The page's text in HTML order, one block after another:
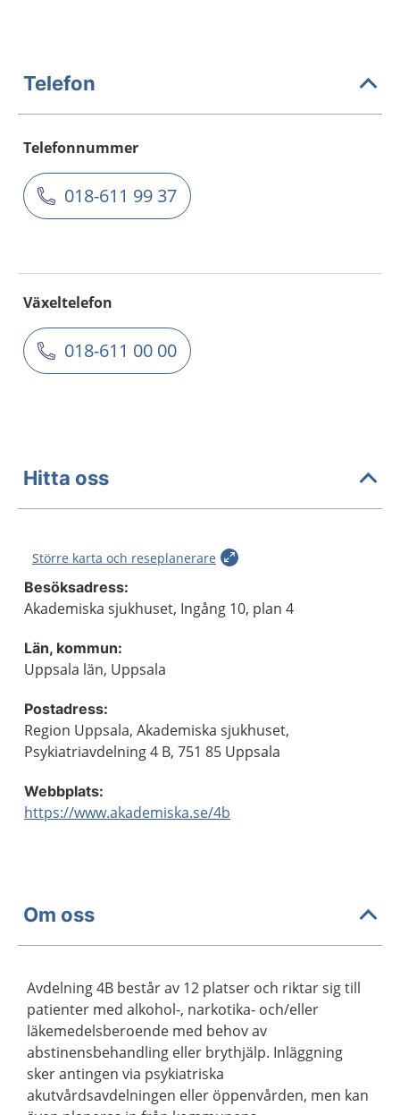
Telefon
Telefonnummer
018-611 99 37
Växeltelefon
018-611 00 00
Hitta oss
Större karta och reseplanerare
Besöksadress:
Akademiska sjukhuset, Ingång 10, plan 4
Län, kommun:
Uppsala län, Uppsala
Postadress:
Region Uppsala, Akademiska sjukhuset,
Psykiatriavdelning 4 B, 751 85 Uppsala
Webbplats:
https://www.akademiska.se/4b
Om oss
Avdelning 4B består av 12 platser och riktar sig till
patienter med alkohol-, narkotika- och/eller
läkemedelsberoende med behov av
abstinensbehandling eller brythjälp. Inläggning
sker antingen via psykiatriska
akutvårdsavdelningen eller öppenvården, men kan